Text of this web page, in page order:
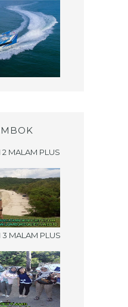
2 MALAM PLUS
3 MALAM PLUS